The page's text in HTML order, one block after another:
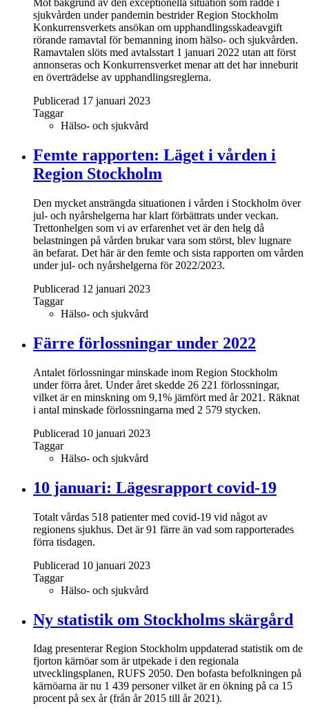
Mot bakgrund av den exceptionella situation som rådde i
sjukvården under pandemin bestrider Region Stockholm
Konkurrensverkets ansökan om upphandlingsskadeavgift
rörande ramavtal för bemanning inom hälso- och sjukvården.
Ramavtalen slöts med avtalsstart 1 januari 2022 utan att först
annonseras och Konkurrensverket menar att det har inneburit
en överträdelse av upphandlingsreglerna.
Publicerad 17 januari 2023
Taggar
Hälso- och sjukvård
Femte rapporten: Läget i vården i
Region Stockholm
Den mycket ansträngda situationen i vården i Stockholm över
jul- och nyårshelgerna har klart förbättrats under veckan.
Trettonhelgen som vi av erfarenhet vet är den helg då
belastningen på vården brukar vara som störst, blev lugnare
än befarat. Det här är den femte och sista rapporten om vården
under jul- och nyårshelgerna för 2022/2023.
Publicerad 12 januari 2023
Taggar
Hälso- och sjukvård
Färre förlossningar under 2022
Antalet förlossningar minskade inom Region Stockholm
under förra året. Under året skedde 26 221 förlossningar,
vilket är en minskning om 9,1% jämfört med år 2021. Räknat
i antal minskade förlossningarna med 2 579 stycken.
Publicerad 10 januari 2023
Taggar
Hälso- och sjukvård
10 januari: Lägesrapport covid-19
Totalt vårdas 518 patienter med covid-19 vid något av
regionens sjukhus. Det är 91 färre än vad som rapporterades
förra tisdagen.
Publicerad 10 januari 2023
Taggar
Hälso- och sjukvård
Ny statistik om Stockholms skärgård
Idag presenterar Region Stockholm uppdaterad statistik om de
fjorton kärnöar som är utpekade i den regionala
utvecklingsplanen, RUFS 2050. Den bofasta befolkningen på
kärnöarna är nu 1 439 personer vilket är en ökning på ca 15
procent på sex år (från år 2015 till år 2021).